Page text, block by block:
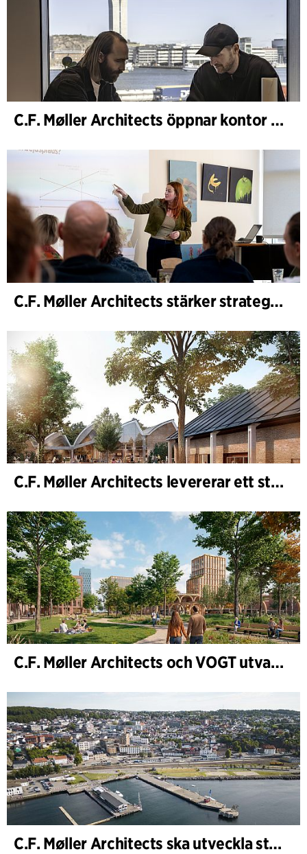
C.F. Møller Architects öppnar kontor i Göteborg
C.F. Møller Architects stärker strategisk rådgivning i tidiga skeden
C.F. Møller Architects levererar ett starkt resultat för 2025
C.F. Møller Architects och VOGT utvalda att forma framtidens Hamburg-Altona
C.F. Møller Architects ska utveckla strategin för ”Knutepunkt Larvik och indre havn”